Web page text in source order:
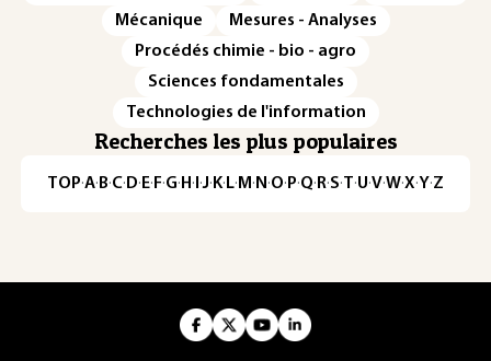
Mécanique
Mesures - Analyses
Procédés chimie - bio - agro
Sciences fondamentales
Technologies de l'information
Recherches les plus populaires
TOP·A·B·C· D· E· F·G· H · ·J· K· L· M · N ·O· P·Q· R·S·T·U·V·W·X·Y·Z